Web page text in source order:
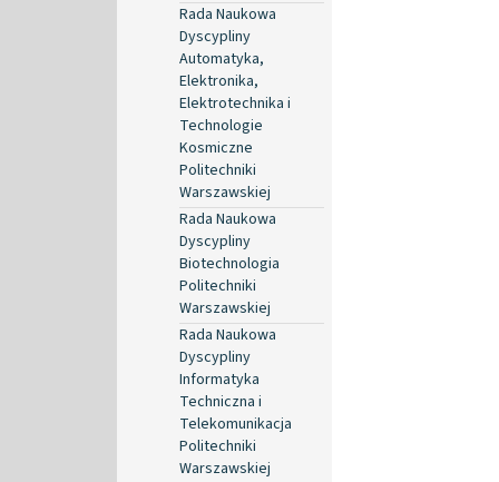
Rada Naukowa
Dyscypliny
Automatyka,
Elektronika,
Elektrotechnika i
Technologie
Kosmiczne
Politechniki
Warszawskiej
Rada Naukowa
Dyscypliny
Biotechnologia
Politechniki
Warszawskiej
Rada Naukowa
Dyscypliny
Informatyka
Techniczna i
Telekomunikacja
Politechniki
Warszawskiej